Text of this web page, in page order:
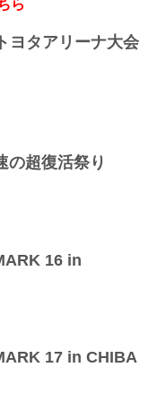
湘南美容クリニック
のPPVとVRの配信チケ
タート！
試...
ら
ヨタアリーナ大会
の超復活祭り
16 in
17 in CHIBA